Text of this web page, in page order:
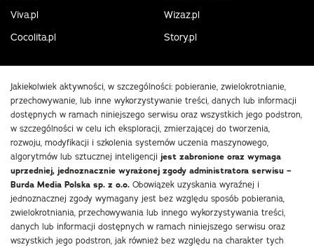
Viva.pl
Wizaz.pl
Cocolita.pl
Story.pl
Jakiekolwiek aktywności, w szczególności: pobieranie, zwielokrotnianie,
przechowywanie, lub inne wykorzystywanie treści, danych lub informacji
dostępnych w ramach niniejszego serwisu oraz wszystkich jego podstron,
w szczególności w celu ich eksploracji, zmierzającej do tworzenia,
rozwoju, modyfikacji i szkolenia systemów uczenia maszynowego,
algorytmów lub sztucznej inteligencji jest zabronione oraz wymaga
uprzedniej, jednoznacznie wyrażonej zgody administratora serwisu –
Burda Media Polska sp. z o.o. Obowiązek uzyskania wyraźnej i
jednoznacznej zgody wymagany jest bez względu sposób pobierania,
zwielokrotniania, przechowywania lub innego wykorzystywania treści,
danych lub informacji dostępnych w ramach niniejszego serwisu oraz
wszystkich jego podstron, jak również bez względu na charakter tych